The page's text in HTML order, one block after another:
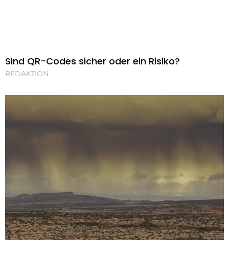
Sind QR-Codes sicher oder ein Risiko?
REDAKTION